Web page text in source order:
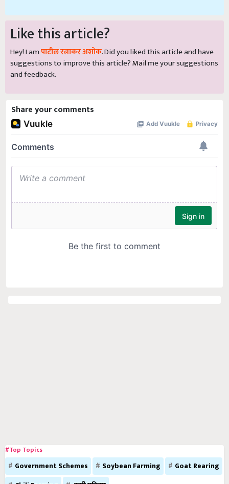
Like this article?
Hey! I amपाटील रत्नाकर अशोक. Did you liked this article and have
suggestions to improve this article?Mailme your suggestions
and feedback.
Government Schemes Soybean Farming
Goat Rearing
Chili Farming
कृषी प्रक्रिया